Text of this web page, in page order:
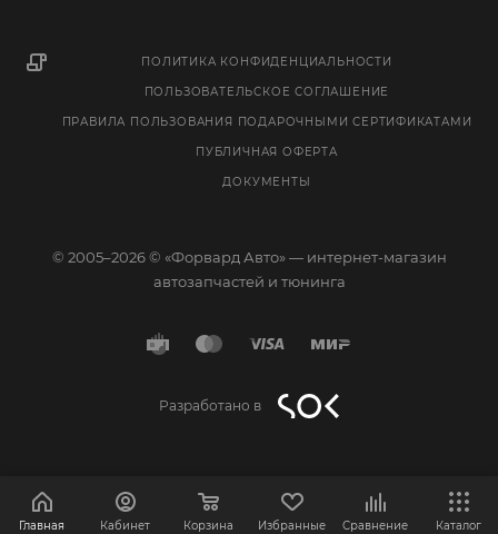
ПОЛИТИКА КОНФИДЕНЦИАЛЬНОСТИ
ПОЛЬЗОВАТЕЛЬСКОЕ СОГЛАШЕНИЕ
ПРАВИЛА ПОЛЬЗОВАНИЯ ПОДАРОЧНЫМИ СЕРТИФИКАТАМИ
ПУБЛИЧНАЯ ОФЕРТА
ДОКУМЕНТЫ
© 2005–2026 © «Форвард Авто» — интернет-магазин
автозапчастей и тюнинга
Разработано в
Главная Кабинет Корзина Избранные Сравнение Каталог